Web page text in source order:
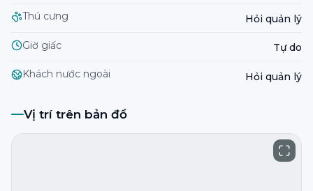
Thú cưng Hỏi quản lý
Giờ giấc Tự do
Khách nước ngoài Hỏi quản lý
Vị trí trên bản đồ